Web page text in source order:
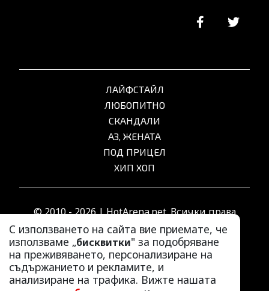
С използването на сайта вие приемате, че
използваме „бисквитки" за подобряване
на преживяването, персонализиране на
съдържанието и рекламите, и
анализиране на трафика. Вижте нашата
ЛАЙФСТАЙЛ
ЛЮБОПИТНО
СКАНДАЛИ
АЗ, ЖЕНАТА
ПОД ПРИЦЕЛ
ХИП ХОП
© 2010 - 2026 | HotArena.net. Всички права
запазени.
РЕКЛАМА
КОНТАКТИ